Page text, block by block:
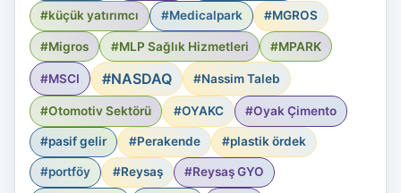
#küçük yatırımcı #Medicalpark #MGROS
#Migros #MLP Sağlık Hizmetleri #MPARK
#MSCI #NASDAQ #Nassim Taleb
#Otomotiv Sektörü #OYAKC #Oyak Çimento
#pasif gelir #Perakende #plastik ördek
#portföy #Reysaş #Reysaş GYO